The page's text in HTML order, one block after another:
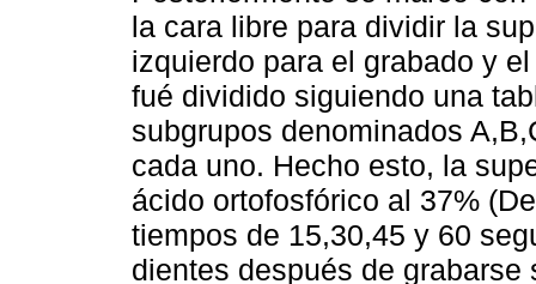
la cara libre para dividir la
izquierdo para el grabado y
fué dividido siguiendo una
subgrupos denominados
cada uno. Hecho esto, la
ácido ortofosfórico al 37%
tiempos de 15,30,45 y 60
dientes después de